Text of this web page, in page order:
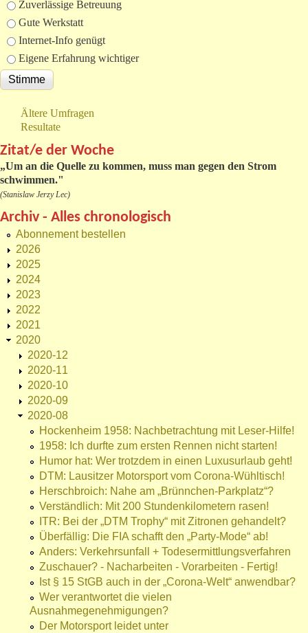
Zuverlässige Betreuung
Gute Werkstatt
Internet-Info genügt
Eigene Erfahrung wichtiger
Ältere Umfragen
Resultate
Zitat/e der Woche
„Um an die Quelle zu kommen, muss man gegen den Strom
schwimmen."
(Stanislaw Jerzy Lec)
Archiv - Alles chronologisch
Abonnement bestellen
2026
2025
2024
2023
2022
2021
2020
2020-12
2020-11
2020-10
2020-09
2020-08
Hockenheim 1958: Nachbetrachtung mit Leser-Hilfe!
1958: Ich durfte zum ersten Rennen nicht starten!
Humor hat: Wer trotzdem in einen Luxusurlaub geht!
DTM: Lausitzer Motorsport vom Corona-Wühltisch!
Herschbroich: Nahe am „Brünnchen-Parkplatz“?
Verständlich: Mit 200 Stundenkilometern rasen!
ITR: Bei der „DTM Trophy“ mit Zitronen gehandelt?
Überfällig: Die FIA schafft den „Party-Mode“ ab!
Anders: Verkehrsunfall + Todesermittlungsverfahren
Zuschauer? - Nacharbeiten - Vorarbeiten - Fertig!
Ist § 15 StGB auch in der „Corona-Welt“ anwendbar?
Wer verantwortet die vielen
Ausnahmegenehmigungen?
Der Motorsport leidet unter